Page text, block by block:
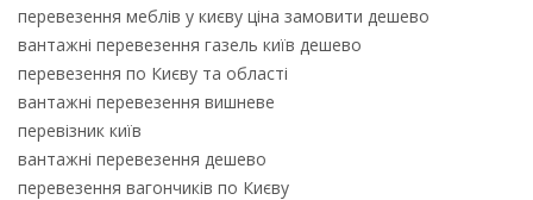
перевезення меблів у києву ціна замовити дешево
вантажні перевезення газель київ дешево
перевезення по Києву та області
вантажні перевезення вишневе
перевізник київ
вантажні перевезення дешево
перевезення вагончиків по Києву